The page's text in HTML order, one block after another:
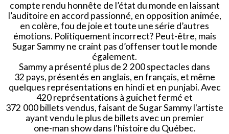
compte rendu honnête de l’état du monde en laissant
l’auditoire en accord passionné, en opposition animée,
en colère, fou de joie et toute une série d’autres
émotions. Politiquement incorrect? Peut-être, mais
Sugar Sammy ne craint pas d’offenser tout le monde
également.
Sammy a présenté plus de 2 200 spectacles dans
32 pays, présentés en anglais, en français, et même
quelques représentations en hindi et en punjabi. Avec
420 représentations à guichet fermé et
372 000 billets vendus, faisant de Sugar Sammy l'artiste
ayant vendu le plus de billets avec un premier
one-man show dans l'histoire du Québec.